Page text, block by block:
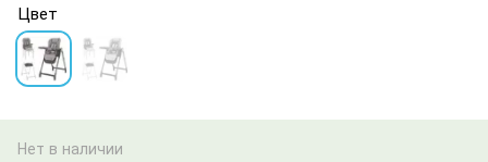
Цвет
Нет в наличии